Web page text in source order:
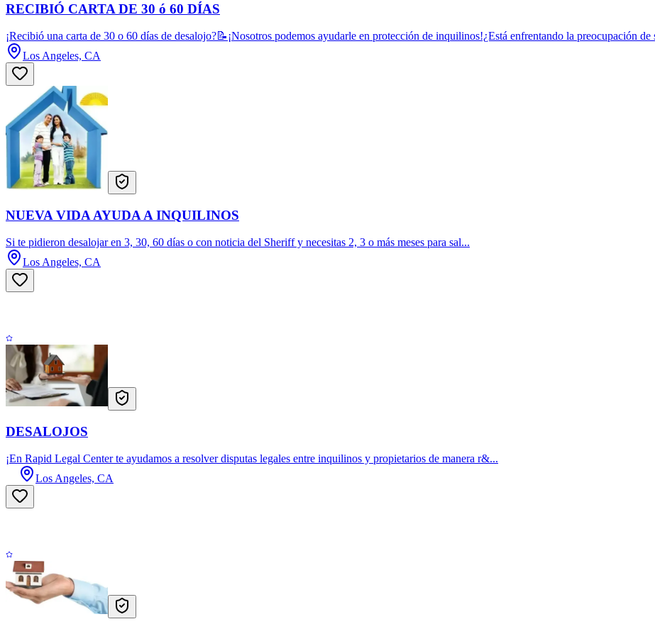
RECIBIÓ CARTA DE 30 ó 60 DÍAS
¡Recibió una carta de 30 o 60 días de desalojo?📝¡Nosotros podemos ayudarle en protección de inquilinos!¿Está enfrentando la preocupación de
Los Angeles, CA
NUEVA VIDA AYUDA A INQUILINOS
Si te pidieron desalojar en 3, 30, 60 días o con noticia del Sheriff y necesitas 2, 3 o más meses para sal...
Los Angeles, CA
DESALOJOS
¡En Rapid Legal Center te ayudamos a resolver disputas legales entre inquilinos y propietarios de manera r&...
Los Angeles, CA